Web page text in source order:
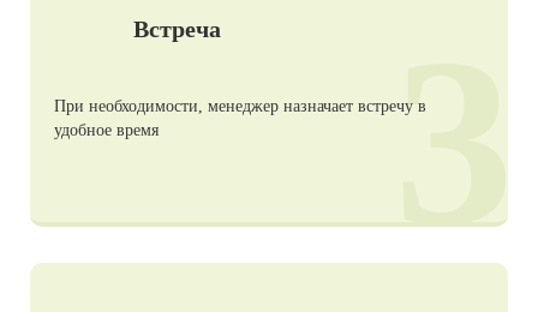
Встреча
При необходимости, менеджер назначает встречу в
удобное время
3